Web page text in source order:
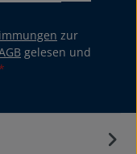
zur
gelesen und